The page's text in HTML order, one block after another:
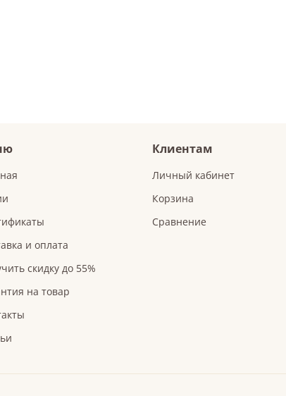
и оплата
скидку до 55%
на товар
Клиентам
Личный кабинет
Корзина
Сравнение